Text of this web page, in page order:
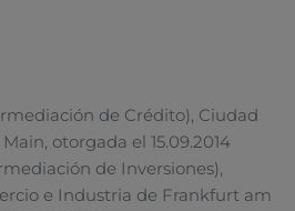
de Crédito), Ciudad
otorgada el 15.09.2014
de Inversiones),
e Industria de Frankfurt am